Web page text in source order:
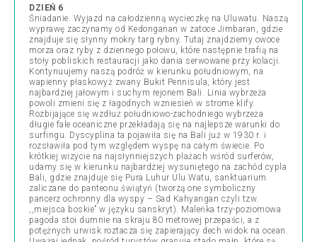
DZIEŃ 6
Śniadanie. Wyjazd na całodzienną wycieczkę na Uluwatu. Naszą
wyprawę zaczynamy od Kedonganan w zatoce Jimbaran, gdzie
znajduje się słynny mokry targ rybny. Tutaj znajdziemy owoce
morza oraz ryby z dziennego połowu, które następnie trafią na
stoły pobliskich restauracji jako dania serwowane przy kolacji.
Kontynuujemy naszą podróż w kierunku południowym, na
wapienny płaskowyż zwany Bukit Pennisula, który jest
najbardziej jałowym i suchym rejonem Bali. Linia wybrzeża
powoli zmieni się z łagodnych wzniesień w strome klify.
Rozbijające się wzdłuż południowo-zachodniego wybrzeża
długie fale oceaniczne przekładają się na najlepsze warunki do
surfingu. Dyscyplina ta pojawiła się na Bali już w 1930 r. i
rozsławiła pod tym względem wyspę na całym świecie. Po
krótkiej wizycie na najsłynniejszych plażach wśród surferów,
udamy się w kierunku najbardziej wysuniętego na zachód cypla
Bali, gdzie znajduje się Pura Luhur Ulu Watu, sanktuarium
zaliczane do panteonu świątyń (tworzą one symboliczny
pancerz ochronny dla wyspy – Sad Kahyangan czyli tzw.
,,miejsca boskie” w języku sanskryt). Maleńka trzy-poziomowa
pagoda stoi dumnie na skraju 80 metrowej przepaści, a z
potężnych urwisk roztacza się zapierający dech widok na ocean.